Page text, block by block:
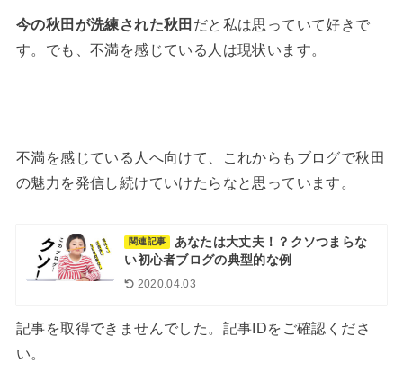
今の秋田が洗練された秋田 だと私は思っていて好きで
す。でも、不満を感じている人は現状います。
不満を感じている人へ向けて、これからもブログで秋田
の魅力を発信し続けていけたらなと思っています。
関連記事
あなたは大丈夫！？クソつまらな
い初心者ブログの典型的な例
2020.04.03
記事を取得できませんでした。記事IDをご確認くださ
い。